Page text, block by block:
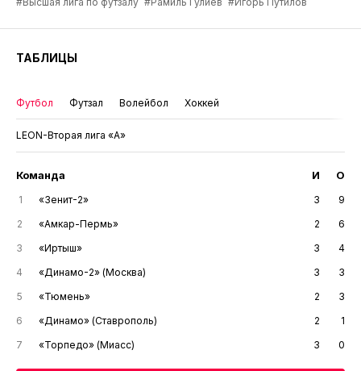
ТАБЛИЦЫ
Футбол Футзал Волейбол Хоккей
LEON-Вторая лига «А»
Команда И О
1 «Зенит-2» 3
9
2
«Амкар-Пермь» 2
6
3
«Иртыш» 3
4
4
«Динамо-2» (Москва) 3
3
5
«Тюмень» 2
3
6
«Динамо» (Ставрополь) 2
1
7
«Торпедо» (Миасс) 3 0